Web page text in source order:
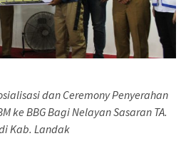
dan Ceremony Penyerahan
ke BBG Bagi Nelayan Sasaran TA.
Kab. Landak